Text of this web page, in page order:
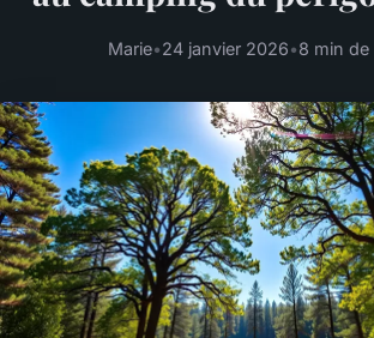
Marie•24 janvier 2026•8 min de